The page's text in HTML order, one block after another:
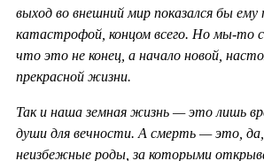
выход во внешний мир показался бы ему
катастрофой, концом всего. Но мы-то
что это не конец, а начало новой,
прекрасной жизни.
Так и наша земная жизнь — это лишь
души для вечности. А смерть — это, да,
неизбежные роды, за которыми